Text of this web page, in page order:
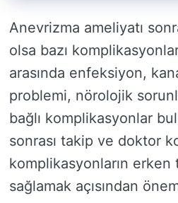
Anevrizma ameliyatı
olsa bazı
arasında enfeksiyon,
problemi, nörolojik
bağlı komplikasyonlar
sonrası takip ve doktor
komplikasyonların
sağlamak açısından